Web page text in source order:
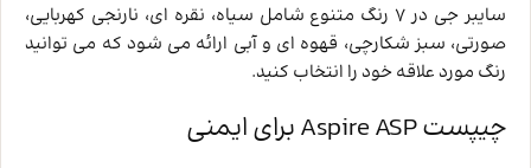
سایبر جی در 7 رنگ متنوع شامل سیاه، نقره‌ ای، نارنجی کهربایی،
صورتی، سبز شکارچی، قهوه ‌ای و آبی ارائه می ‌شود که می ‌توانید
رنگ مورد علاقه خود را انتخاب کنید.
چیپست Aspire ASP برای ایمنی